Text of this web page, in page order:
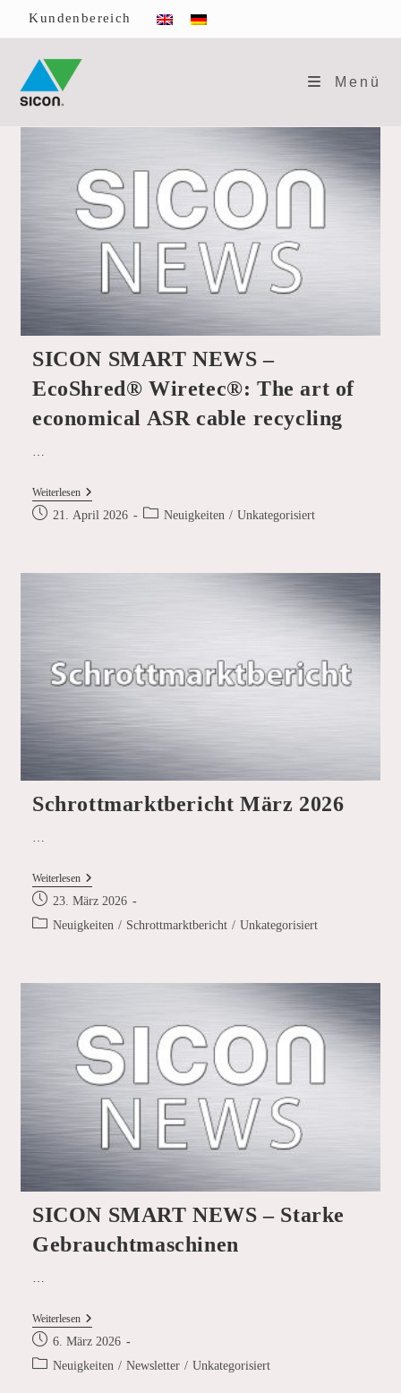
Inhalt
springen
Kundenbereich
Menü
SICON SMART NEWS –
EcoShred® Wiretec®: The art of
economical ASR cable recycling
WeiterlesenSICON
SMART
NEWS
The
Recycling
Beitrag21. April 2026
Beitrags-Neuigkeiten / Unkategorisiert
Schrottmarktbericht März 2026
…
WeiterlesenSchrottmarktbericht
2026
Beitrag
veröffentlicht:
23. März 2026
Beitrags-
Neuigkeiten / Schrottmarktbericht / Unkategorisiert
SICON SMART NEWS – Starke
Gebrauchtmaschinen
…
WeiterlesenSICON
NEWS
–
Starke
Beitrag
veröffentlicht:
6. März 2026
Beitrags-
Neuigkeiten / Newsletter / Unkategorisiert